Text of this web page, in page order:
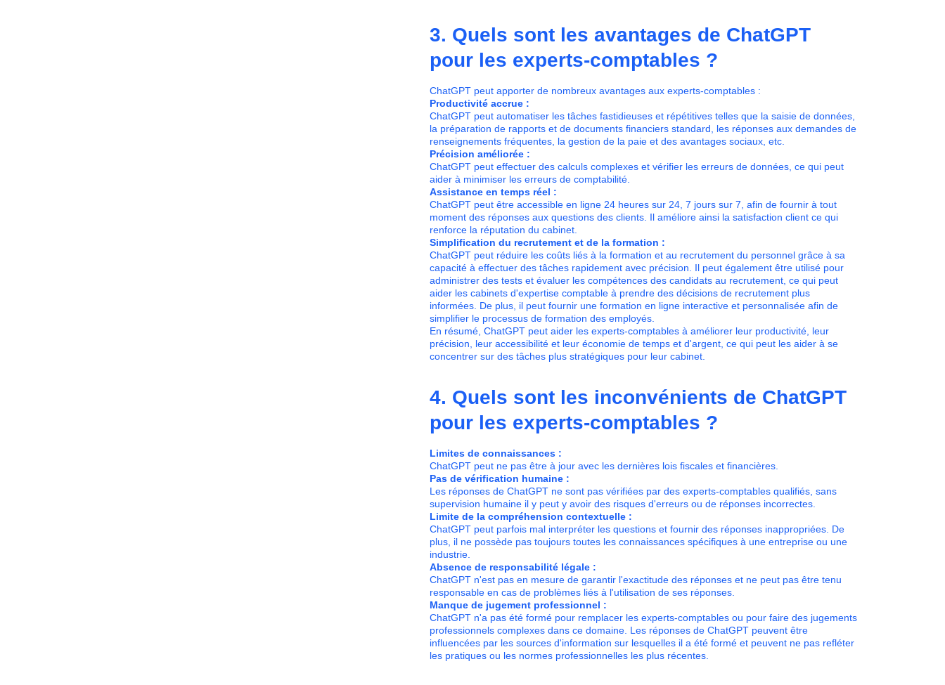
3. Quels sont les avantages de ChatGPT
pour les experts-comptables ?
ChatGPT peut apporter de nombreux avantages aux experts-comptables :
Productivité accrue :
ChatGPT peut automatiser les tâches fastidieuses et répétitives telles que la saisie de données,
la préparation de rapports et de documents financiers standard, les réponses aux demandes de
renseignements fréquentes, la gestion de la paie et des avantages sociaux, etc.
Précision améliorée :
ChatGPT peut effectuer des calculs complexes et vérifier les erreurs de données, ce qui peut
aider à minimiser les erreurs de comptabilité.
Assistance en temps réel :
ChatGPT peut être accessible en ligne 24 heures sur 24, 7 jours sur 7, afin de fournir à tout
moment des réponses aux questions des clients. Il améliore ainsi la satisfaction client ce qui
renforce la réputation du cabinet.
Simplification du recrutement et de la formation :
ChatGPT peut réduire les coûts liés à la formation et au recrutement du personnel grâce à sa
capacité à effectuer des tâches rapidement avec précision. Il peut également être utilisé pour
administrer des tests et évaluer les compétences des candidats au recrutement, ce qui peut
aider les cabinets d'expertise comptable à prendre des décisions de recrutement plus
informées. De plus, il peut fournir une formation en ligne interactive et personnalisée afin de
simplifier le processus de formation des employés.
En résumé, ChatGPT peut aider les experts-comptables à améliorer leur productivité, leur
précision, leur accessibilité et leur économie de temps et d'argent, ce qui peut les aider à se
concentrer sur des tâches plus stratégiques pour leur cabinet.
4. Quels sont les inconvénients de ChatGPT
pour les experts-comptables ?
Limites de connaissances :
ChatGPT peut ne pas être à jour avec les dernières lois fiscales et financières.
Pas de vérification humaine :
Les réponses de ChatGPT ne sont pas vérifiées par des experts-comptables qualifiés, sans
supervision humaine il y peut y avoir des risques d'erreurs ou de réponses incorrectes.
Limite de la compréhension contextuelle :
ChatGPT peut parfois mal interpréter les questions et fournir des réponses inappropriées. De
plus, il ne possède pas toujours toutes les connaissances spécifiques à une entreprise ou une
industrie.
Absence de responsabilité légale :
ChatGPT n'est pas en mesure de garantir l'exactitude des réponses et ne peut pas être tenu
responsable en cas de problèmes liés à l'utilisation de ses réponses.
Manque de jugement professionnel :
ChatGPT n'a pas été formé pour remplacer les experts-comptables ou pour faire des jugements
professionnels complexes dans ce domaine. Les réponses de ChatGPT peuvent être
influencées par les sources d'information sur lesquelles il a été formé et peuvent ne pas refléter
les pratiques ou les normes professionnelles les plus récentes.